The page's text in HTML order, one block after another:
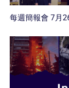
每週簡報會 7月